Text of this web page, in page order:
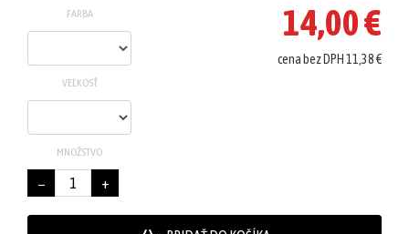
kožuchy,
Vianočné
šaty
Blúzky,
košele
14,00 €
cena bez DPH 11,38 €
FARBA
VEĽKOSŤ
MNOŽSTVO
− +